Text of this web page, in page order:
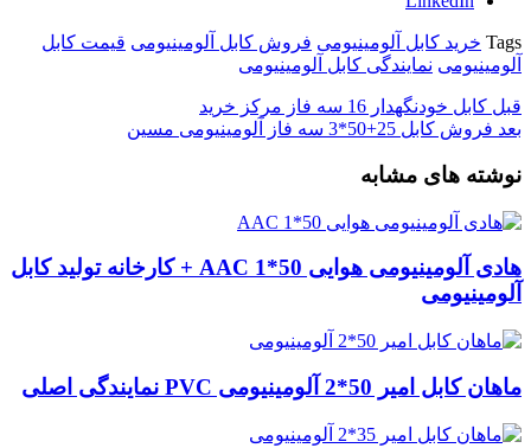
Tags خرید کابل آلومینیومی فروش کابل آلومینیومی قیمت کابل
آلومینیومی نمایندگی کابل آلومینیومی
قبل کابل خودنگهدار 16 سه فاز مرکز خرید
بعد فروش کابل 25+50*3 سه فاز آلومینیومی مسین
نوشته های مشابه
هادی آلومینیومی هوایی 50*1 AAC + کارخانه تولید کابل
آلومینیومی
ماهان کابل امیر 50*2 آلومینیومی PVC نمایندگی اصلی